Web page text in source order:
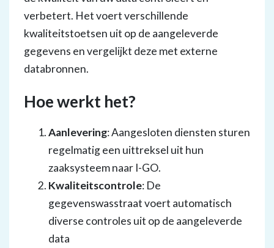
verbetert. Het voert verschillende
kwaliteitstoetsen uit op de aangeleverde
gegevens en vergelijkt deze met externe
databronnen.
Hoe werkt het?
Aanlevering: Aangesloten diensten sturen
regelmatig een uittreksel uit hun
zaaksysteem naar I-GO.
Kwaliteitscontrole: De
gegevenswasstraat voert automatisch
diverse controles uit op de aangeleverde
data